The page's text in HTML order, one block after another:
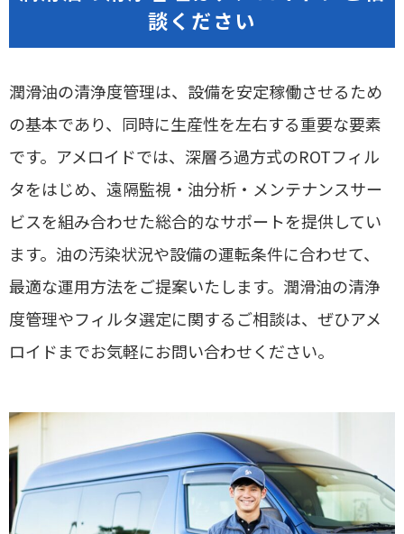
しますので、まずはお気軽にご相談ください。
談ください
潤滑油の清浄度管理は、設備を安定稼働させるため
の基本であり、同時に生産性を左右する重要な要素
です。アメロイドでは、深層ろ過方式のROTフィル
タをはじめ、遠隔監視・油分析・メンテナンスサー
ビスを組み合わせた総合的なサポートを提供してい
ます。油の汚染状況や設備の運転条件に合わせて、
最適な運用方法をご提案いたします。潤滑油の清浄
度管理やフィルタ選定に関するご相談は、ぜひアメ
ロイドまでお気軽にお問い合わせください。